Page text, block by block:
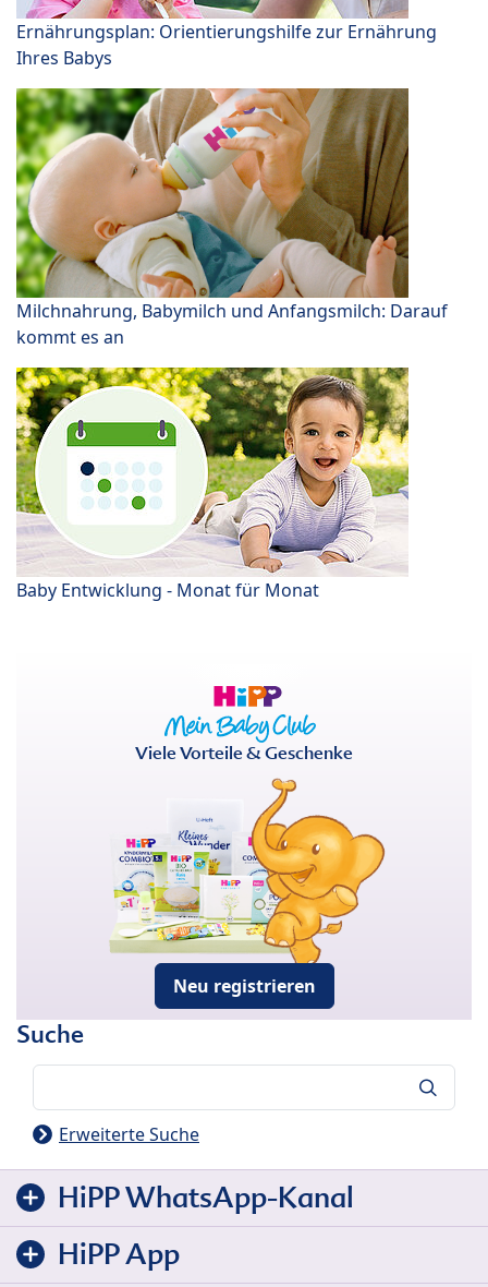
Ernährungsplan: Orientierungshilfe zur Ernährung
Ihres Babys
Milchnahrung, Babymilch und Anfangsmilch: Darauf
kommt es an
Baby Entwicklung - Monat für Monat
Viele Vorteile & Geschenke
Neu registrieren
Suche
Erweiterte Suche
HiPP WhatsApp-Kanal
HiPP App